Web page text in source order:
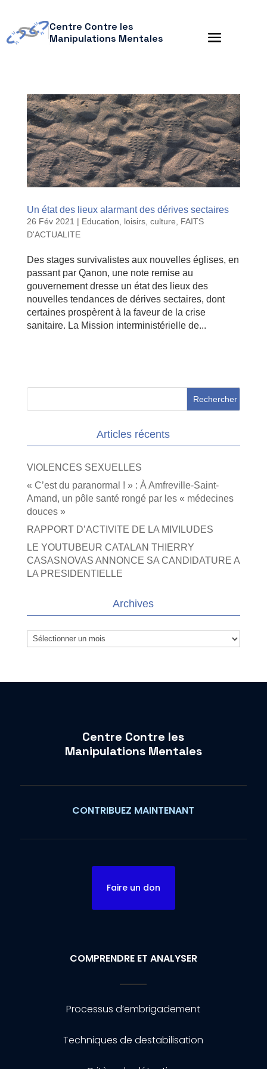
Centre Contre les
Manipulations Mentales
Un état des lieux alarmant des dérives sectaires
26 Fév 2021 | Education, loisirs, culture
FAITS
D'ACTUALITE
Des stages survivalistes aux nouvelles églises, en
passant par Qanon, une note remise au
gouvernement dresse un état des lieux des
nouvelles tendances de dérives sectaires, dont
certaines prospèrent à la faveur de la crise
sanitaire. La Mission interministérielle de...
Articles récents
VIOLENCES SEXUELLES
« C’est du paranormal ! » : À Amfreville-Saint-
Amand, un pôle santé rongé par les « médecines
douces »
RAPPORT D’ACTIVITE DE LA MIVILUDES
LE YOUTUBEUR CATALAN THIERRY
CASASNOVAS ANNONCE SA CANDIDATURE A
LA PRESIDENTIELLE
Archives
Archives
Centre Contre les
Manipulations Mentales
CONTRIBUEZ MAINTENANT
Faire un don
COMPRENDRE ET ANALYSER
Processus d’embrigadement
Techniques de destabilisation